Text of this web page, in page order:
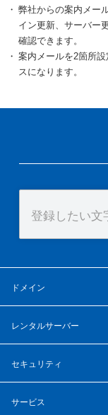
弊社からの案内メー
イン更新、サーバー
確認できます。
案内メールを2箇所
スになります。
ドメイン
レンタルサーバー
セキュリティ
サービス